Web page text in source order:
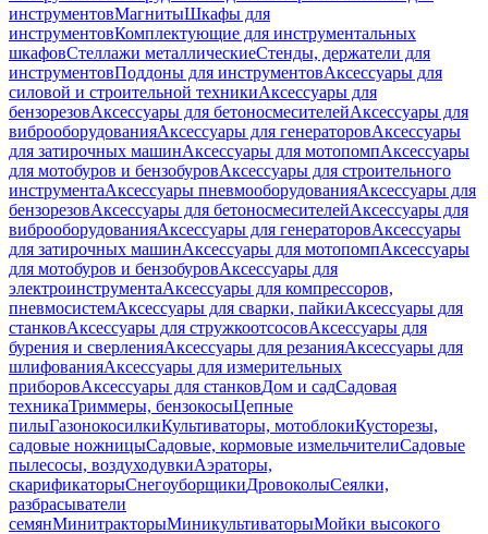
инструментовМагнитыШкафы для
инструментовКомплектующие для инструментальных
шкафовСтеллажи металлическиеСтенды, держатели для
инструментовПоддоны для инструментовАксессуары для
силовой и строительной техникиАксессуары для
бензорезовАксессуары для бетоносмесителейАксессуары для
виброоборудованияАксессуары для генераторовАксессуары
для затирочных машинАксессуары для мотопомпАксессуары
для мотобуров и бензобуровАксессуары для строительного
инструментаАксессуары пневмооборудованияАксессуары для
бензорезовАксессуары для бетоносмесителейАксессуары для
виброоборудованияАксессуары для генераторовАксессуары
для затирочных машинАксессуары для мотопомпАксессуары
для мотобуров и бензобуровАксессуары для
электроинструментаАксессуары для компрессоров,
пневмосистемАксессуары для сварки, пайкиАксессуары для
станковАксессуары для стружкоотсосовАксессуары для
бурения и сверленияАксессуары для резанияАксессуары для
шлифованияАксессуары для измерительных
приборовАксессуары для станковДом и садСадовая
техникаТриммеры, бензокосыЦепные
пилыГазонокосилкиКультиваторы, мотоблокиКусторезы,
садовые ножницыСадовые, кормовые измельчителиСадовые
пылесосы, воздуходувкиАэраторы,
скарификаторыСнегоуборщикиДровоколыСеялки,
разбрасыватели
семянМинитракторыМиникультиваторыМойки высокого